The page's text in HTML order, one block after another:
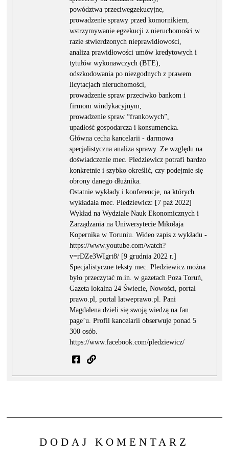
powództwa przeciwegzekucyjne,
prowadzenie sprawy przed komornikiem,
wstrzymywanie egzekucji z nieruchomości w
razie stwierdzonych nieprawidłowości,
analiza prawidłowości umów kredytowych i
tytułów wykonawczych (BTE),
odszkodowania po niezgodnych z prawem
licytacjach nieruchomości,
prowadzenie spraw przeciwko bankom i
firmom windykacyjnym,
prowadzenie spraw “frankowych”,
upadłość gospodarcza i konsumencka.
Główna cecha kancelarii - darmowa
specjalistyczna analiza sprawy. Ze względu na
doświadczenie mec. Pledziewicz potrafi bardzo
konkretnie i szybko określić, czy podejmie się
obrony danego dłużnika.
Ostatnie wykłady i konferencje, na których
wykładała mec. Pledziewicz: [7 paź 2022]
Wykład na Wydziale Nauk Ekonomicznych i
Zarządzania na Uniwersytecie Mikołaja
Kopernika w Toruniu. Wideo zapis z wykładu -
https://www.youtube.com/watch?
v=rDZe3WIgrt8/ [9 grudnia 2022 r.]
Specjalistyczne teksty mec. Pledziewicz można
było przeczytać m.in. w gazetach Poza Toruń,
Gazeta lokalna 24 Świecie, Nowości, portal
prawo.pl, portal latweprawo.pl. Pani
Magdalena dzieli się swoją wiedzą na fan
page’u. Profil kancelarii obserwuje ponad 5
300 osób.
https://www.facebook.com/pledziewicz/
DODAJ KOMENTARZ